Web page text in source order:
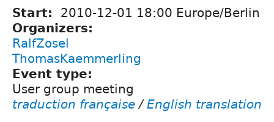
Start:
2010-12-01 18:00 Europe/Berlin
Organizers:
RalfZosel
ThomasKaemmerling
Event type:
User group meeting
traduction française /English translation